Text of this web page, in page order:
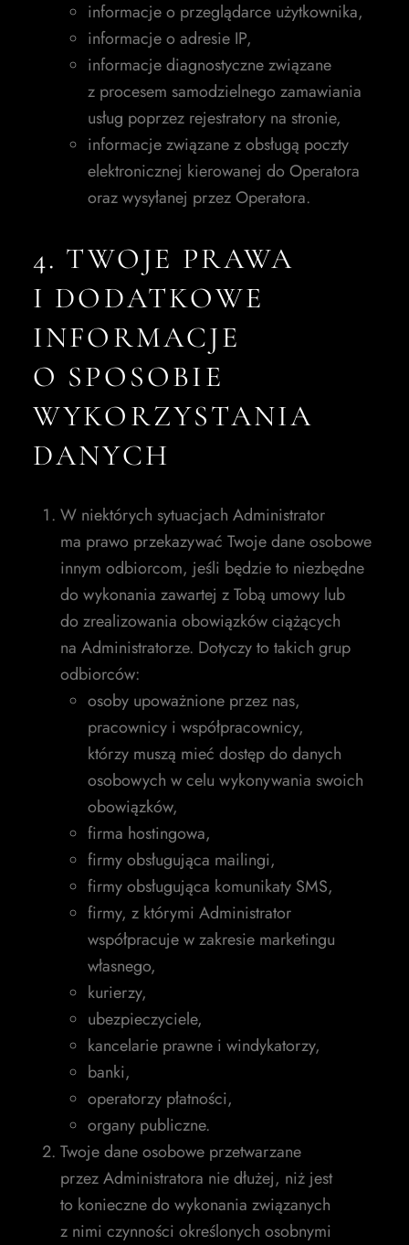
informacje o przeglądarce użytkownika,
informacje o adresie IP,
informacje diagnostyczne związane
z procesem samodzielnego zamawiania
usług poprzez rejestratory na stronie,
informacje związane z obsługą poczty
elektronicznej kierowanej do Operatora
oraz wysyłanej przez Operatora.
4. TWOJE PRAWA
I DODATKOWE
INFORMACJE
O SPOSOBIE
WYKORZYSTANIA
DANYCH
W niektórych sytuacjach Administrator
ma prawo przekazywać Twoje dane osobowe
innym odbiorcom, jeśli będzie to niezbędne
do wykonania zawartej z Tobą umowy lub
do zrealizowania obowiązków ciążących
na Administratorze. Dotyczy to takich grup
odbiorców:
osoby upoważnione przez nas,
pracownicy i współpracownicy,
którzy muszą mieć dostęp do danych
osobowych w celu wykonywania swoich
obowiązków,
firma hostingowa,
firmy obsługująca mailingi,
firmy obsługująca komunikaty SMS,
firmy, z którymi Administrator
współpracuje w zakresie marketingu
własnego,
kurierzy,
ubezpieczyciele,
kancelarie prawne i windykatorzy,
banki,
operatorzy płatności,
organy publiczne.
Twoje dane osobowe przetwarzane
przez Administratora nie dłużej, niż jest
to konieczne do wykonania związanych
z nimi czynności określonych osobnymi